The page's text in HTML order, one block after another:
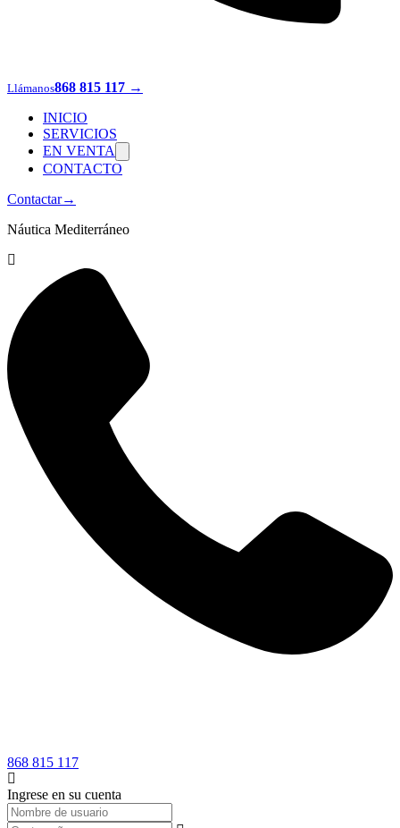
Llámanos868 815 117 →
INICIO
SERVICIOS
EN VENTA
CONTACTO
Contactar→
Náutica Mediterráneo
868 815 117
Ingrese en su cuenta